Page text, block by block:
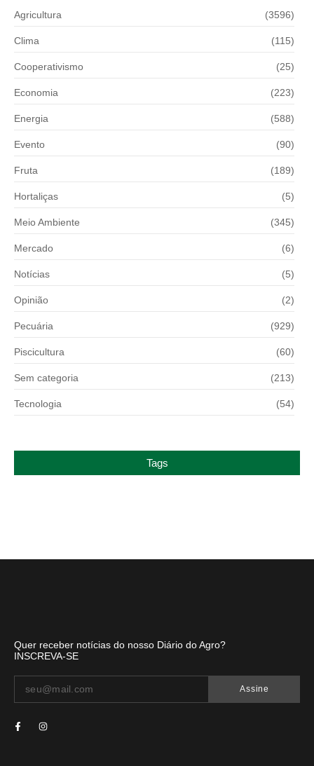
Agricultura (3596)
Clima (115)
Cooperativismo (25)
Economia (223)
Energia (588)
Evento (90)
Fruta (189)
Hortaliças (5)
Meio Ambiente (345)
Mercado (6)
Notícias (5)
Opinião (2)
Pecuária (929)
Piscicultura (60)
Sem categoria (213)
Tecnologia (54)
Tags
Quer receber notícias do nosso Diário do Agro?
INSCREVA-SE
Assine